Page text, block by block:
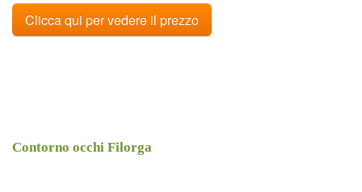
Clicca qui per vedere il prezzo
Contorno occhi Filorga